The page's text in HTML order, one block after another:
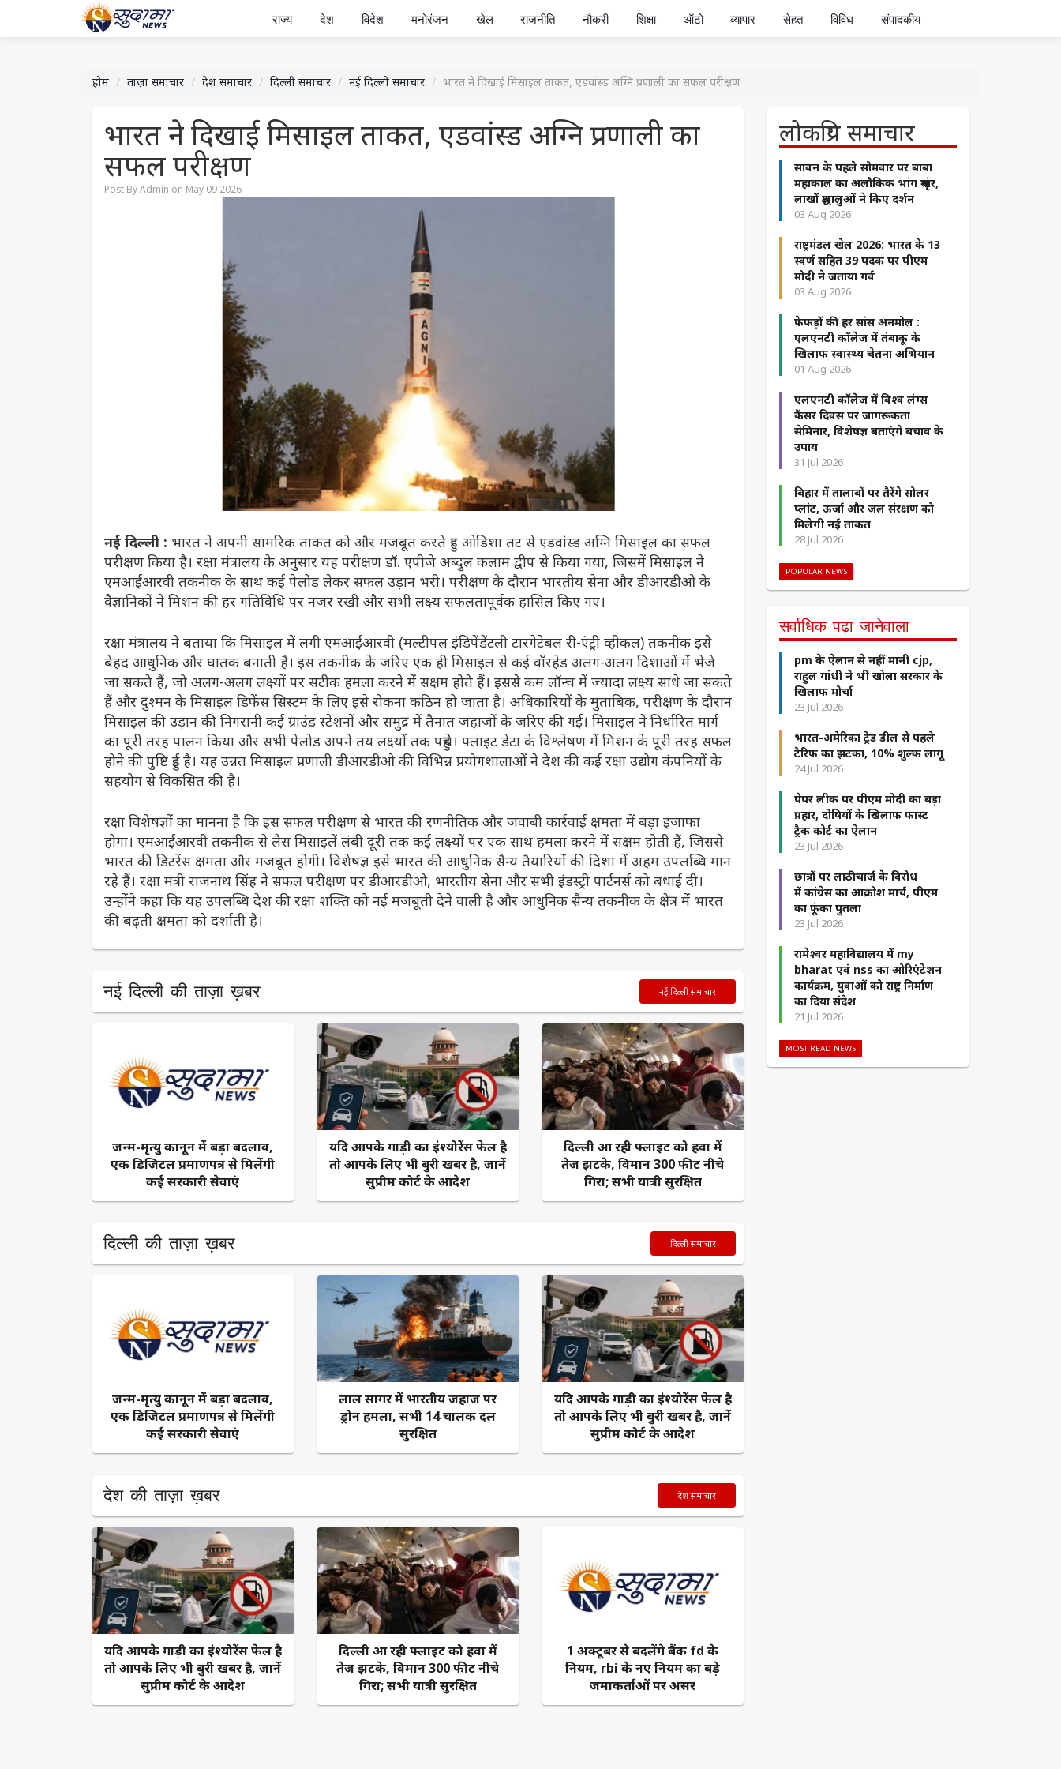
राज्य देश विदेश मनोरंजन खेल राजनीति नौकरी शिक्षा ऑटो व्यापार सेहत विविध संपादकीय
होम ताज़ा समाचार देश समाचार दिल्ली समाचार नई दिल्ली समाचार भारत ने दिखाई मिसाइल ताकत, एडवांस्ड अग्नि प्रणाली का सफल परीक्षण
भारत ने दिखाई मिसाइल ताकत, एडवांस्ड अग्नि प्रणाली का
सफल परीक्षण
Post By Admin on May 09 2026
नई दिल्ली : भारत ने अपनी सामरिक ताकत को और मजबूत करते हुए ओडिशा तट से एडवांस्ड अग्नि मिसाइल का सफल
परीक्षण किया है। रक्षा मंत्रालय के अनुसार यह परीक्षण डॉ. एपीजे अब्दुल कलाम द्वीप से किया गया, जिसमें मिसाइल ने
एमआईआरवी तकनीक के साथ कई पेलोड लेकर सफल उड़ान भरी। परीक्षण के दौरान भारतीय सेना और डीआरडीओ के
वैज्ञानिकों ने मिशन की हर गतिविधि पर नजर रखी और सभी लक्ष्य सफलतापूर्वक हासिल किए गए।
रक्षा मंत्रालय ने बताया कि मिसाइल में लगी एमआईआरवी (मल्टीपल इंडिपेंडेंटली टारगेटेबल री-एंट्री व्हीकल) तकनीक इसे
बेहद आधुनिक और घातक बनाती है। इस तकनीक के जरिए एक ही मिसाइल से कई वॉरहेड अलग-अलग दिशाओं में भेजे
जा सकते हैं, जो अलग-अलग लक्ष्यों पर सटीक हमला करने में सक्षम होते हैं। इससे कम लॉन्च में ज्यादा लक्ष्य साधे जा सकते
हैं और दुश्मन के मिसाइल डिफेंस सिस्टम के लिए इसे रोकना कठिन हो जाता है। अधिकारियों के मुताबिक, परीक्षण के दौरान
मिसाइल की उड़ान की निगरानी कई ग्राउंड स्टेशनों और समुद्र में तैनात जहाजों के जरिए की गई। मिसाइल ने निर्धारित मार्ग
का पूरी तरह पालन किया और सभी पेलोड अपने तय लक्ष्यों तक पहुंचे। फ्लाइट डेटा के विश्लेषण में मिशन के पूरी तरह सफल
होने की पुष्टि हुई है। यह उन्नत मिसाइल प्रणाली डीआरडीओ की विभिन्न प्रयोगशालाओं ने देश की कई रक्षा उद्योग कंपनियों के
सहयोग से विकसित की है।
रक्षा विशेषज्ञों का मानना है कि इस सफल परीक्षण से भारत की रणनीतिक और जवाबी कार्रवाई क्षमता में बड़ा इजाफा
होगा। एमआईआरवी तकनीक से लैस मिसाइलें लंबी दूरी तक कई लक्ष्यों पर एक साथ हमला करने में सक्षम होती हैं, जिससे
भारत की डिटरेंस क्षमता और मजबूत होगी। विशेषज्ञ इसे भारत की आधुनिक सैन्य तैयारियों की दिशा में अहम उपलब्धि मान
रहे हैं। रक्षा मंत्री राजनाथ सिंह ने सफल परीक्षण पर डीआरडीओ, भारतीय सेना और सभी इंडस्ट्री पार्टनर्स को बधाई दी।
उन्होंने कहा कि यह उपलब्धि देश की रक्षा शक्ति को नई मजबूती देने वाली है और आधुनिक सैन्य तकनीक के क्षेत्र में भारत
की बढ़ती क्षमता को दर्शाती है।
नई दिल्ली की ताज़ा ख़बर नई दिल्ली समाचार
जन्म-मृत्यु कानून में बड़ा बदलाव,
एक डिजिटल प्रमाणपत्र से मिलेंगी
कई सरकारी सेवाएं
यदि आपके गाड़ी का इंश्योरेंस फेल है
तो आपके लिए भी बुरी खबर है, जानें
सुप्रीम कोर्ट के आदेश
दिल्ली आ रही फ्लाइट को हवा में
तेज झटके, विमान 300 फीट नीचे
गिरा; सभी यात्री सुरक्षित
दिल्ली की ताज़ा ख़बर दिल्ली समाचार
जन्म-मृत्यु कानून में बड़ा बदलाव,
एक डिजिटल प्रमाणपत्र से मिलेंगी
कई सरकारी सेवाएं
लाल सागर में भारतीय जहाज पर
ड्रोन हमला, सभी 14 चालक दल
सुरक्षित
यदि आपके गाड़ी का इंश्योरेंस फेल है
तो आपके लिए भी बुरी खबर है, जानें
सुप्रीम कोर्ट के आदेश
देश की ताज़ा ख़बर देश समाचार
यदि आपके गाड़ी का इंश्योरेंस फेल है
तो आपके लिए भी बुरी खबर है, जानें
सुप्रीम कोर्ट के आदेश
दिल्ली आ रही फ्लाइट को हवा में
तेज झटके, विमान 300 फीट नीचे
गिरा; सभी यात्री सुरक्षित
1 अक्टूबर से बदलेंगे बैंक fd के
नियम, rbi के नए नियम का बड़े
जमाकर्ताओं पर असर
लोकप्रिय समाचार
सावन के पहले सोमवार पर बाबा
महाकाल का अलौकिक भांग श्रृंगार,
लाखों श्रद्धालुओं ने किए दर्शन
03 Aug 2026
राष्ट्रमंडल खेल 2026: भारत के 13
स्वर्ण सहित 39 पदक पर पीएम
मोदी ने जताया गर्व
03 Aug 2026
फेफड़ों की हर सांस अनमोल :
एलएनटी कॉलेज में तंबाकू के
खिलाफ स्वास्थ्य चेतना अभियान
01 Aug 2026
एलएनटी कॉलेज में विश्व लंग्स
कैंसर दिवस पर जागरूकता
सेमिनार, विशेषज्ञ बताएंगे बचाव के
उपाय
31 Jul 2026
बिहार में तालाबों पर तैरेंगे सोलर
प्लांट, ऊर्जा और जल संरक्षण को
मिलेगी नई ताकत
28 Jul 2026
POPULAR NEWS
सर्वाधिक पढ़ा जानेवाला
pm के ऐलान से नहीं मानी cjp,
राहुल गांधी ने भी खोला सरकार के
खिलाफ मोर्चा
23 Jul 2026
भारत-अमेरिका ट्रेड डील से पहले
टैरिफ का झटका, 10% शुल्क लागू
24 Jul 2026
पेपर लीक पर पीएम मोदी का बड़ा
प्रहार, दोषियों के खिलाफ फास्ट
ट्रैक कोर्ट का ऐलान
23 Jul 2026
छात्रों पर लाठीचार्ज के विरोध
में कांग्रेस का आक्रोश मार्च, पीएम
का फूंका पुतला
23 Jul 2026
रामेश्वर महाविद्यालय में my
bharat एवं nss का ओरिएंटेशन
कार्यक्रम, युवाओं को राष्ट्र निर्माण
का दिया संदेश
21 Jul 2026
MOST READ NEWS